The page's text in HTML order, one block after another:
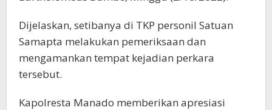
Dijelaskan, setibanya di TKP personil Satuan
Samapta melakukan pemeriksaan dan
mengamankan tempat kejadian perkara
tersebut.
Kapolresta Manado memberikan apresiasi